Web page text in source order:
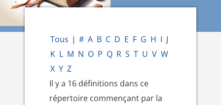
Tous | # A B C D E F G H I J
K L M N O P Q R S T U V W
X Y Z
Il y a 16 définitions dans ce
répertoire commençant par la